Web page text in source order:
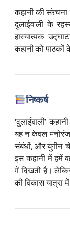
कहानी की
दुलाईवाली के
हास्यात्मक
कहानी को पाठकों
निष्कर्ष
‘दुलाईवाली’
यह न केवल
संबंधों, और युगीन
इस कहानी में हमें
में दिखती है।
की विकास यात्रा